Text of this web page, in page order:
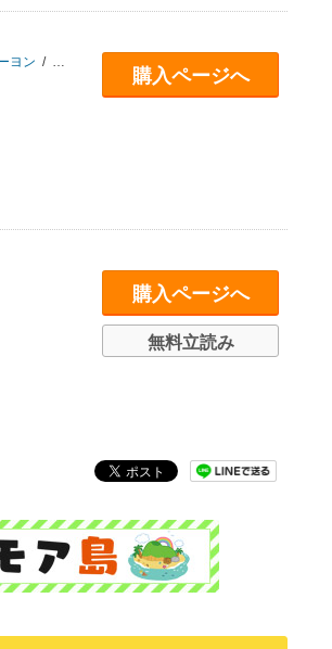
ヨン /
購入ページへ
購入ページへ
無料立読み